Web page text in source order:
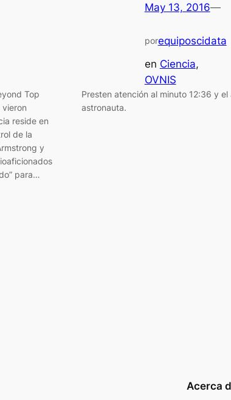
Top
reside en
de la
y
para…
May 13, 2016—
porequiposcidata
en Ciencia
OVNIS
Presten atención al minuto 12:36 y el
astronauta.
Acerca